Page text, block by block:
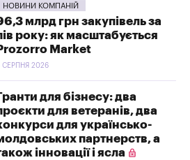
НОВИНИ КОМПАНІЙ
млрд грн закупівель за
року: як масштабується
Market
СЕРПНЯ 2026
для бізнесу: два
для ветеранів, два
для українсько-
партнерств, а
інновації і ясла